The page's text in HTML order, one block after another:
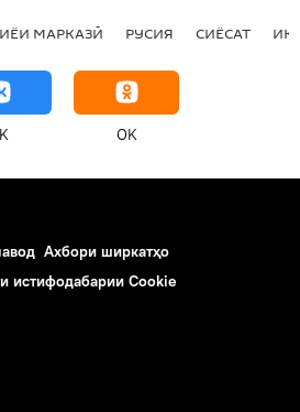
МАРКАЗӢ РУСИЯ СИЁСАТ
OK
Ахбори ширкатҳо
истифодабарии Cookie